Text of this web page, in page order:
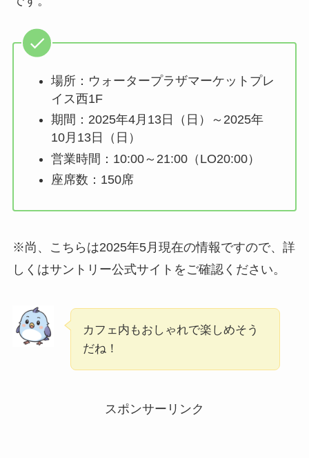
場所：ウォータープラザマーケットプレ
イス西1F
期間：2025年4月13日（日）～2025年
10月13日（日）
営業時間：10:00～21:00（LO20:00）
座席数：150席
※尚、こちらは2025年5月現在の情報ですので、詳
しくはサントリー公式サイトをご確認ください。
カフェ内もおしゃれで楽しめそう
だね！
スポンサーリンク